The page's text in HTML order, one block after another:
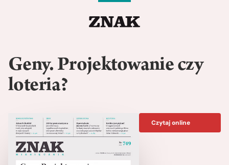
Geny. Projektowanie czy
loteria?
Czytaj online